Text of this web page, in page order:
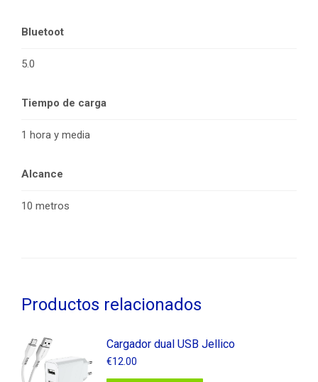
Bluetoot
5.0
Tiempo de carga
1 hora y media
Alcance
10 metros
Productos relacionados
Cargador dual USB Jellico
€12.00